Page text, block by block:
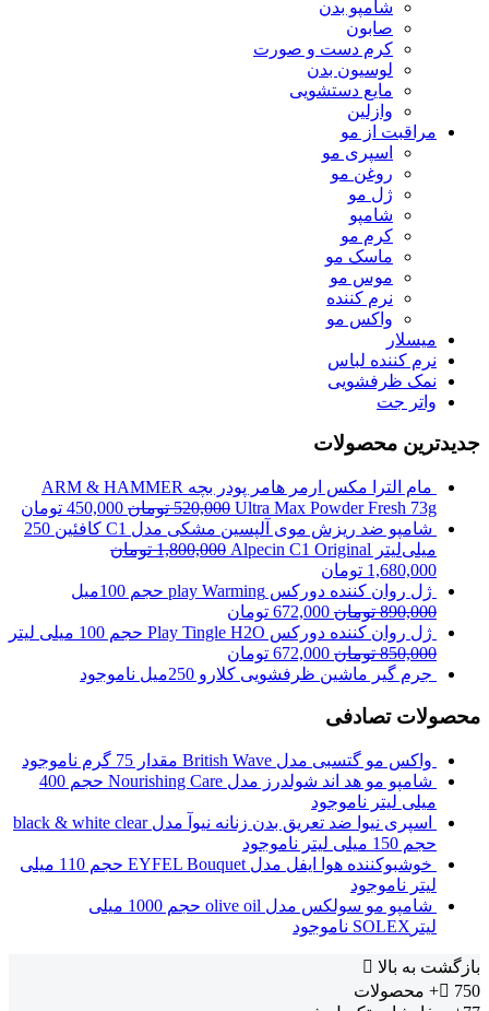
شامپو بدن
صابون
کرم دست و صورت
لوسیون بدن
مایع دستشویی
وازلین
مراقبت از مو
اسپری مو
روغن مو
ژل مو
شامپو
کرم مو
ماسک مو
موس مو
نرم کننده
واکس مو
میسلار
نرم کننده لباس
نمک ظرفشویی
واتر جت
جدیدترین محصولات
مام الترا مکس ارمر هامر پودر بچه ARM & HAMMER
Ultra Max Powder Fresh 73g
520,000 تومان 450,000 تومان
شامپو ضد ریزش موی آلپسین مشکی مدل C1 کافئین 250
میلی‌لیتر Alpecin C1 Original
1,800,000 تومان
1,680,000 تومان
ژل روان کننده دورکس play Warming حجم 100میل
890,000 تومان 672,000 تومان
ژل روان کننده دورکس Play Tingle H2O حجم 100 میلی لیتر
850,000 تومان 672,000 تومان
جرم گیر ماشین ظرفشویی کلارو 250میل
ناموجود
محصولات تصادفی
واکس مو گتسبی مدل British Wave مقدار 75 گرم
ناموجود
شامپو مو هد اند شولدرز مدل Nourishing Care حجم 400
میلی لیتر ناموجود
اسپری نیوا ضد تعریق بدن زنانه نیوآ مدل black & white clear
حجم 150 میلی لیتر
ناموجود
خوشبوکننده هوا ایفل مدل EYFEL Bouquet حجم 110 میلی
لیتر ناموجود
شامپو مو سولکس مدل olive oil حجم 1000 میلی
لیترSOLEX
ناموجود
بازگشت به بالا
750+
محصولات